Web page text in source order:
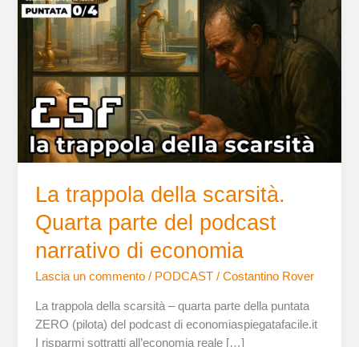
La trappola della scarsità.
Quarta parte del podcast
narrativo di economia
Lascia un commento / PODCAST /Costantino Rover
La trappola della scarsità – quarta parte della puntata
ZERO (pilota) del podcast di economiaspiegatafacile.it
I risparmi sottratti all’economia reale […]
trappola
della
scarsità.
Quarta
parte
del
podcast
narrativo
di